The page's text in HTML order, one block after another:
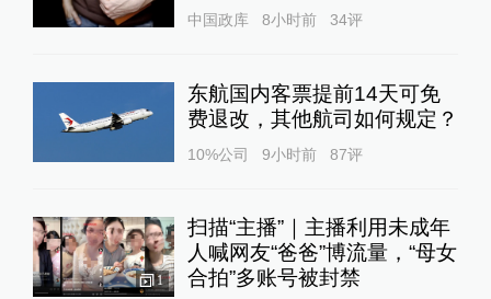
中国政库 8小时前 34评
东航国内客票提前14天可免
费退改，其他航司如何规定？
10%公司 9小时前 87评
1
扫描“主播”｜主播利用未成年
人喊网友“爸爸”博流量，“母女
合拍”多账号被封禁